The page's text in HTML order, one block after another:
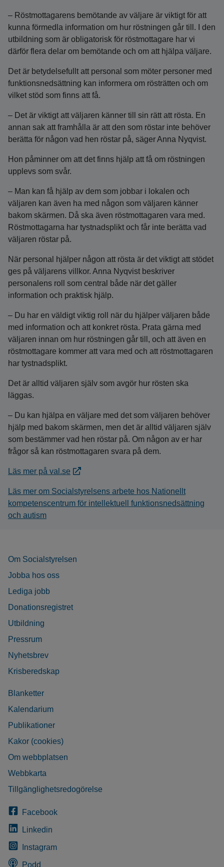
– Röstmottagarens bemötande av väljare är viktigt för att
kunna förmedla information om hur röstningen går till. I den
utbildning som är obligatorisk för röstmottagare har vi
därför flera delar om bemötande och om att hjälpa väljare.
Det är betydelsefullt att personal som möter personer med
funktionsnedsättning kan informera om rösträtten och om
vilket stöd som finns att få.
– Det är viktigt att väljaren känner till sin rätt att rösta. En
annan sak att framhålla är att den som röstar inte behöver
berätta för någon vad hen röstar på, säger Anna Nyqvist.
Hon påminner om att det finns hjälp att få om röstningen
upplevs som svår.
– Man kan få hjälp av dem som jobbar i lokalen och
väljaren kan även ha med någon som väljaren känner
bakom skärmen. Då ska även röstmottagaren vara med.
Röstmottagarna har tystnadsplikt och får inte berätta vad
väljaren röstar på.
När personal hjälper någon att rösta är det viktigt att stödet
ges på väljarens villkor. Anna Nyqvist beskriver
personalens roll som central både när det gäller
information och praktisk hjälp.
– Du har en väldigt viktig roll när du hjälper väljaren både
med information och att konkret rösta. Prata gärna med
väljaren innan om hur röstningen går till, och att även en
röstmottagare kommer att vara med och att röstmottagaren
har tystnadsplikt.
Det är alltid väljaren själv som avgör hur rösten ska
läggas.
– Du kan hjälpa en väljare med det som väljaren behöver
hjälp med bakom skärmen, men det är alltid väljaren själv
som bestämmer vad hen röstar på. Om någon av er har
frågor så kan röstmottagaren svara på dem.
Läs mer på val.se
Läs mer om Socialstyrelsens arbete hos Nationellt
kompetenscentrum för intellektuell funktionsnedsättning
och autism
Om Socialstyrelsen
Jobba hos oss
Lediga jobb
Donationsregistret
Utbildning
Pressrum
Nyhetsbrev
Krisberedskap
Blanketter
Kalendarium
Publikationer
Kakor (cookies)
Om webbplatsen
Webbkarta
Tillgänglighetsredogörelse
Facebook
Linkedin
Instagram
Podd